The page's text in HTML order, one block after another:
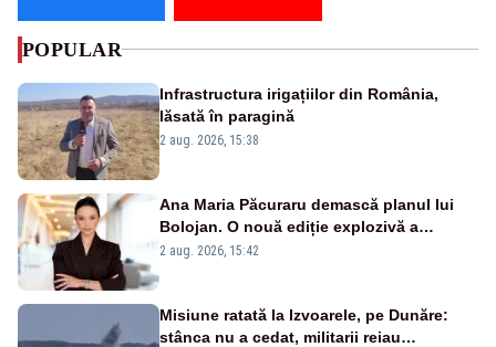
POPULAR
Infrastructura irigațiilor din România,
lăsată în paragină
2 aug. 2026, 15:38
Ana Maria Păcuraru demască planul lui
Bolojan. O nouă ediție explozivă a
emisiunii „Miza Zilei” la Realitatea PLUS
2 aug. 2026, 15:42
Misiune ratată la Izvoarele, pe Dunăre:
stânca nu a cedat, militarii reiau